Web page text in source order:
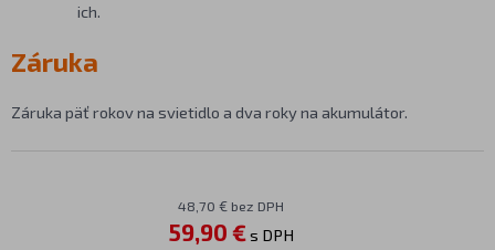
ich.
Záruka
Záruka päť rokov na svietidlo a dva roky na akumulátor.
48,70 € bez DPH
59,90 €s DPH